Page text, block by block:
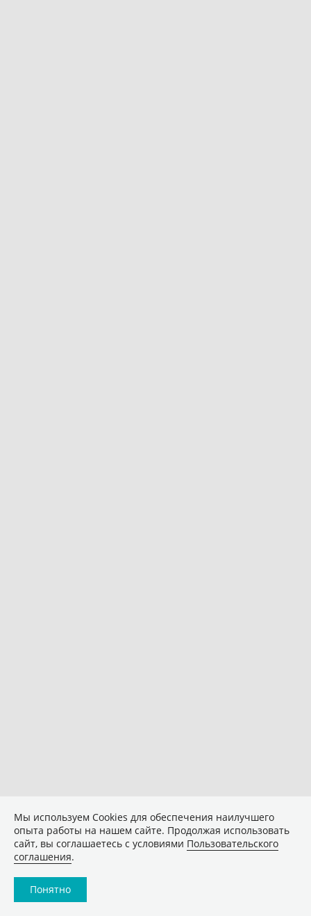
Мы используем Сookies для обеспечения наилучшего
опыта работы на нашем сайте. Продолжая использовать
сайт, вы соглашаетесь с условиями Пользовательского
соглашения.
Понятно